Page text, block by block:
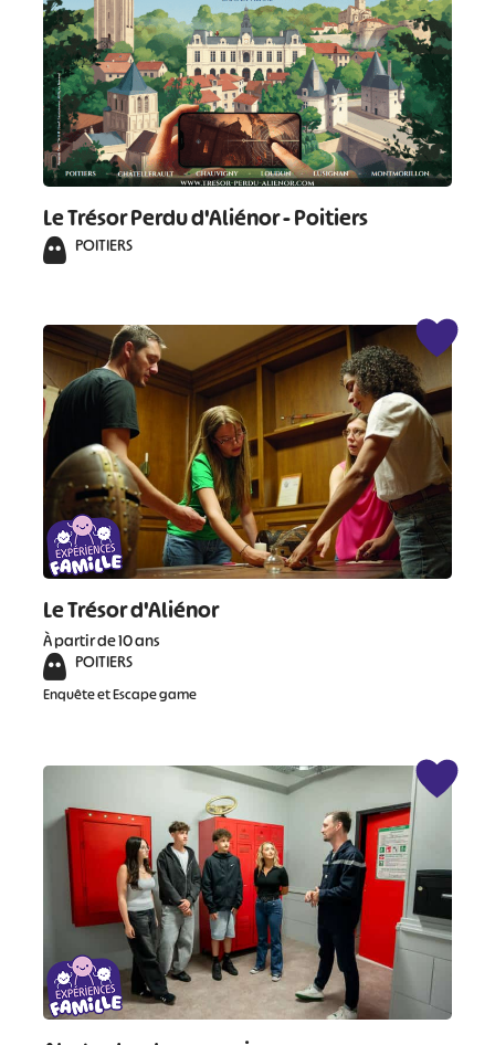
Le Trésor Perdu d'Aliénor - Poitiers
POITIERS
Le Trésor d'Aliénor
À partir de 10 ans
POITIERS
Enquête et Escape game